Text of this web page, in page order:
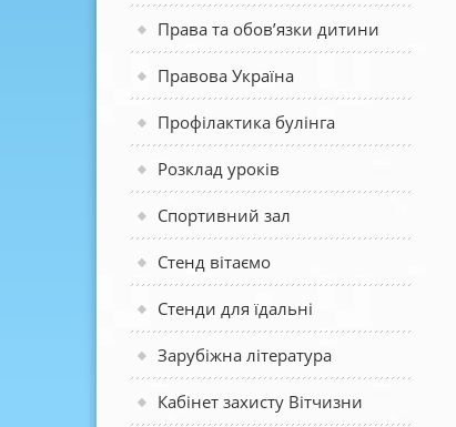
Права та обов’язки дитини
Правова Україна
Профілактика булінга
Розклад уроків
Спортивний зал
Стенд вітаємо
Стенди для їдальні
Зарубіжна література
Кабінет захисту Вітчизни